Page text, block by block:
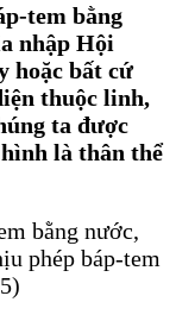
tem bằng
nhập Hội
hoặc bất cứ
thuộc linh,
ta được
là thân thể
bằng nước,
phép báp-tem